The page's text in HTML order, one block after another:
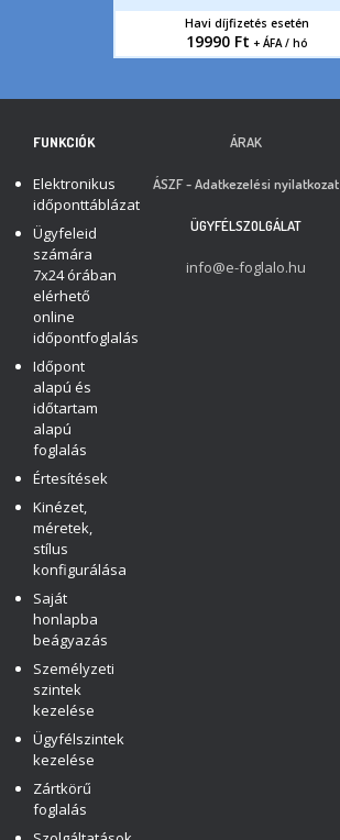
Havi díjfizetés esetén
19990 Ft + ÁFA / hó
FUNKCIÓK
Elektronikus
időponttáblázat
Ügyfeleid
számára
7x24 órában
elérhető
online
időpontfoglalás
Időpont
alapú és
időtartam
alapú
foglalás
Értesítések
Kinézet,
méretek,
stílus
konfigurálása
Saját
honlapba
beágyazás
Személyzeti
szintek
kezelése
Ügyfélszintek
kezelése
Zártkörű
foglalás
ÁRAK
ÁSZF - Adatkezelési nyilatkozat
ÜGYFÉLSZOLGÁLAT
info@e-foglalo.hu